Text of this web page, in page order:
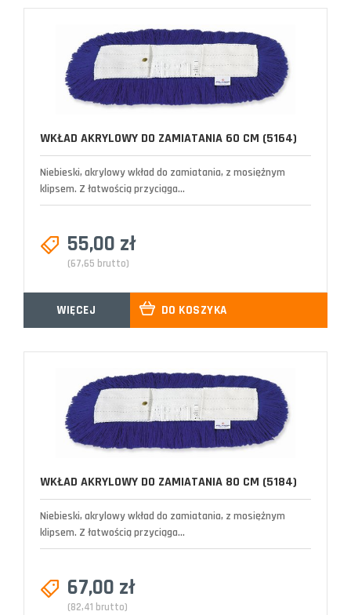
WKŁAD AKRYLOWY DO ZAMIATANIA 60 CM (5164)
Niebieski, akrylowy wkład do zamiatania, z mosiężnym
klipsem. Z łatwością przyciąga...
55,00 zł
(67,65 brutto)
WIĘCEJ DO KOSZYKA
WKŁAD AKRYLOWY DO ZAMIATANIA 80 CM (5184)
Niebieski, akrylowy wkład do zamiatania, z mosiężnym
klipsem. Z łatwością przyciąga...
67,00 zł
(82,41 brutto)